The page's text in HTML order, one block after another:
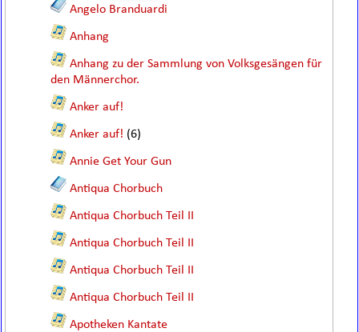
Angelo Branduardi
Anhang
Anhang zu der Sammlung von Volksgesängen für
den Männerchor.
Anker auf!
Anker auf! (6)
Annie Get Your Gun
Antiqua Chorbuch
Antiqua Chorbuch Teil II
Antiqua Chorbuch Teil II
Antiqua Chorbuch Teil II
Antiqua Chorbuch Teil II
Apotheken Kantate